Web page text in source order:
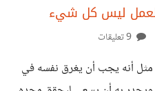
تدريب لائق ما صنع أولئك
صنعوا. تحكي رواية "لا تقولي إنك خائفة" عن
على المشاركة في أولمياد لندن
ليس كل شيء
مثل أنه يجب أن يغرق نفسه في